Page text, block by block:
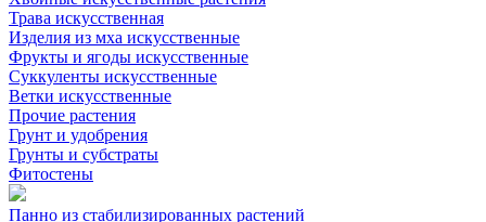
Трава искусственная
Изделия из мха искусственные
Фрукты и ягоды искусственные
Суккуленты искусственные
Ветки искусственные
Прочие растения
Грунт и удобрения
Грунты и субстраты
Фитостены
Панно из стабилизированных растений